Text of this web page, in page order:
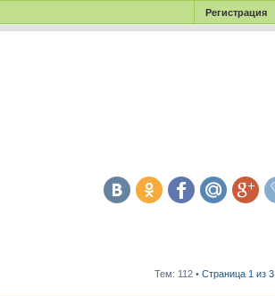
Регистрация
Тем: 112 • Страница 1 из 3